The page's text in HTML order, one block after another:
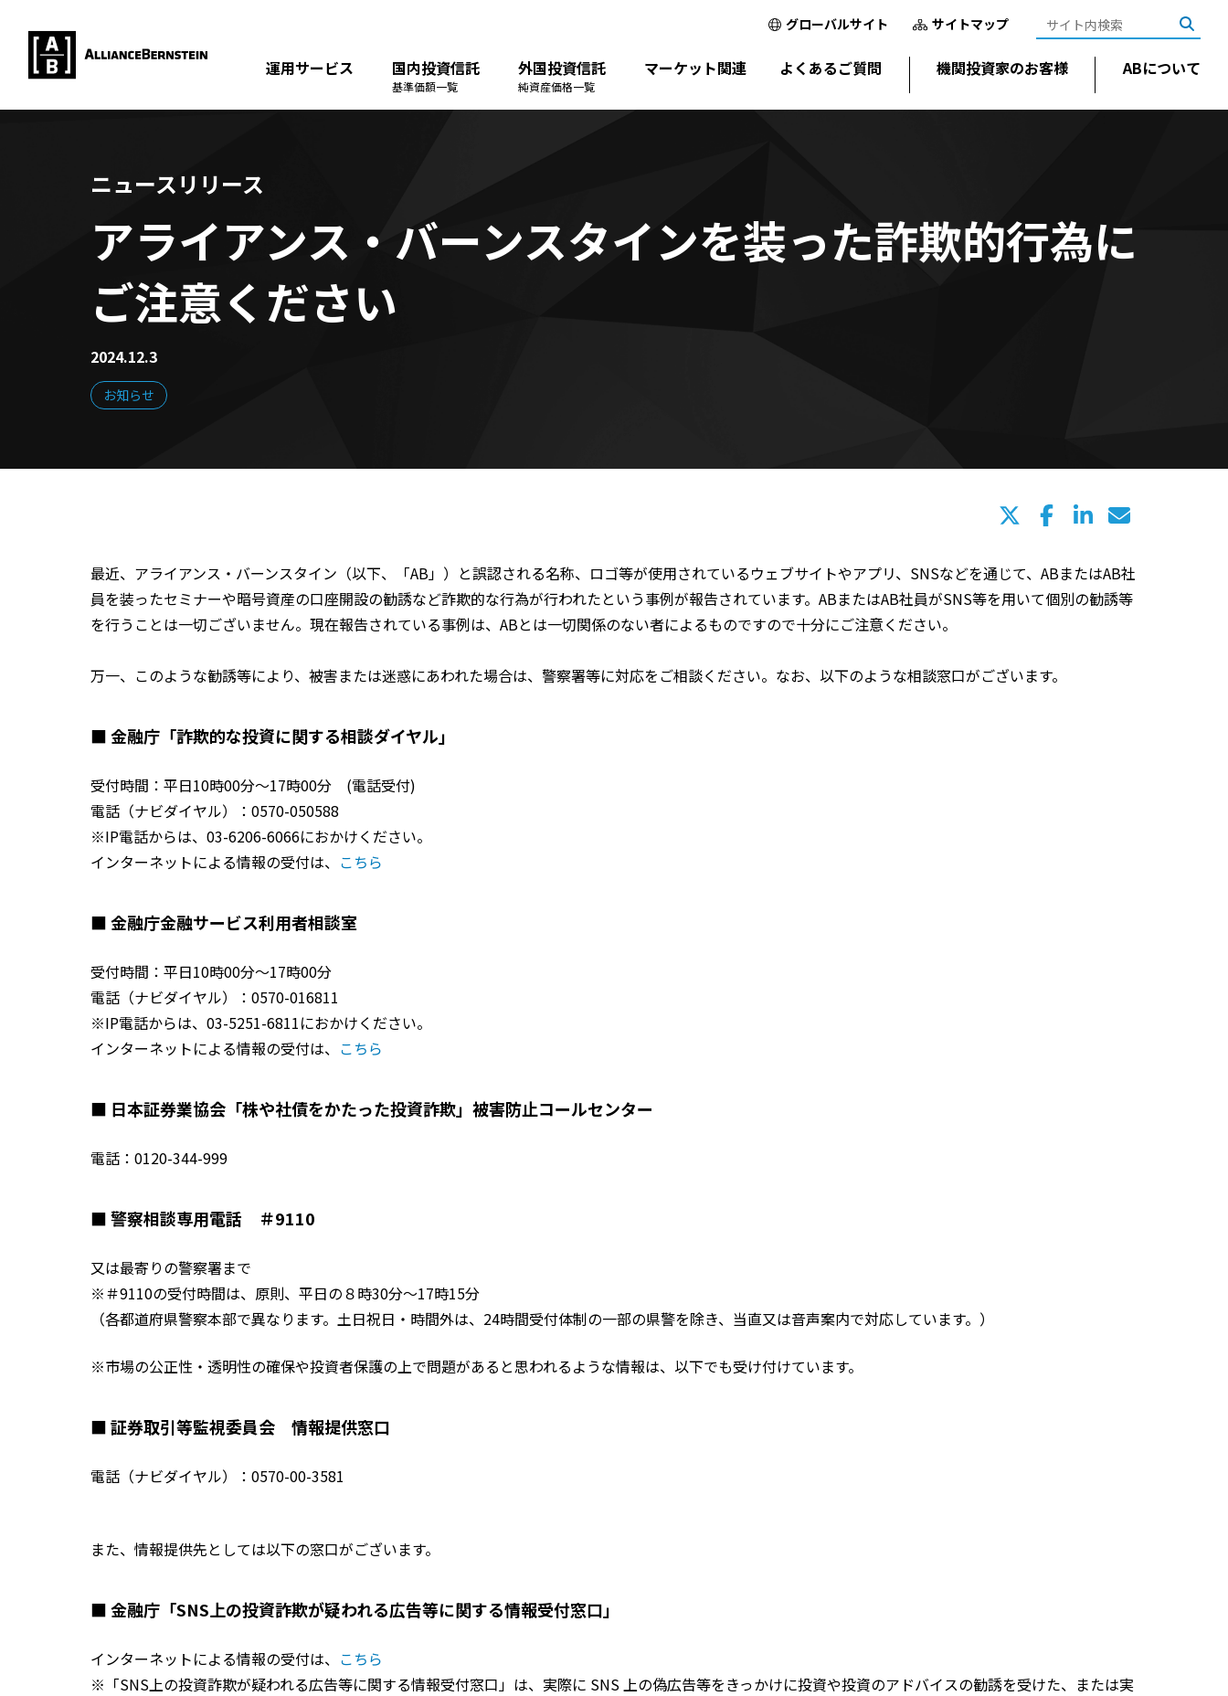
グローバルサイト サイトマップ
運用サービス 国内投資信託
基準価額一覧
外国投資信託
純資産価格一覧
マーケット関連 よくあるご質問 機関投資家のお客様 ABについて
ニュースリリース
アライアンス・バーンスタインを装った詐欺的行為に
ご注意ください
2024.12.3
お知らせ
最近、アライアンス・バーンスタイン（以下、「AB」）と誤認される名称、ロゴ等が使用されているウェブサイトやアプリ、SNSなどを通じて、ABまたはAB社
員を装ったセミナーや暗号資産の口座開設の勧誘など詐欺的な行為が行われたという事例が報告されています。ABまたはAB社員がSNS等を用いて個別の勧誘等
を行うことは一切ございません。現在報告されている事例は、ABとは一切関係のない者によるものですので十分にご注意ください。
万一、このような勧誘等により、被害または迷惑にあわれた場合は、警察署等に対応をご相談ください。なお、以下のような相談窓口がございます。
■ 金融庁「詐欺的な投資に関する相談ダイヤル」
受付時間：平日10時00分～17時00分 (電話受付)
電話（ナビダイヤル）：0570-050588
※IP電話からは、03-6206-6066におかけください。
インターネットによる情報の受付は、 こちら
■ 金融庁金融サービス利用者相談室
受付時間：平日10時00分～17時00分
電話（ナビダイヤル）：0570-016811
※IP電話からは、03-5251-6811におかけください。
インターネットによる情報の受付は、 こちら
■ 日本証券業協会「株や社債をかたった投資詐欺」被害防止コールセンター
電話：0120-344-999
■ 警察相談専用電話 ＃9110
又は最寄りの警察署まで
※＃9110の受付時間は、原則、平日の８時30分～17時15分
（各都道府県警察本部で異なります。土日祝日・時間外は、24時間受付体制の一部の県警を除き、当直又は音声案内で対応しています。）
※市場の公正性・透明性の確保や投資者保護の上で問題があると思われるような情報は、以下でも受け付けています。
■ 証券取引等監視委員会 情報提供窓口
電話（ナビダイヤル）：0570-00-3581
また、情報提供先としては以下の窓口がございます。
■ 金融庁「SNS上の投資詐欺が疑われる広告等に関する情報受付窓口」
インターネットによる情報の受付は、 こちら
※「SNS上の投資詐欺が疑われる広告等に関する情報受付窓口」は、実際に SNS 上の偽広告等をきっかけに投資や投資のアドバイスの勧誘を受けた、または実